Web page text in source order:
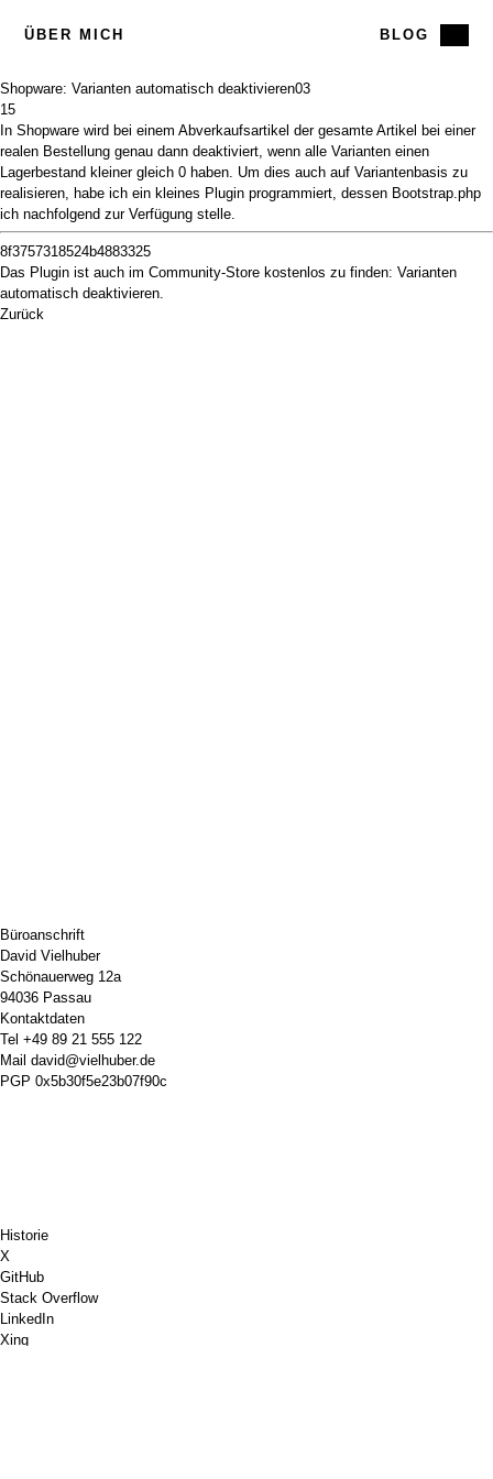
ÜBER MICH BLOG
Shopware: Varianten automatisch deaktivieren03
15
In Shopware wird bei einem Abverkaufsartikel der gesamte Artikel bei einer
realen Bestellung genau dann deaktiviert, wenn alle Varianten einen
Lagerbestand kleiner gleich 0 haben. Um dies auch auf Variantenbasis zu
realisieren, habe ich ein kleines Plugin programmiert, dessen Bootstrap.php
ich nachfolgend zur Verfügung stelle.
8f3757318524b4883325
Das Plugin ist auch im Community-Store kostenlos zu finden: Varianten
automatisch deaktivieren
Zurück
Büroanschrift
David Vielhuber
Schönauerweg 12a
94036 Passau
Kontaktdaten
Tel +49 89 21 555 122
Mail david@vielhuber.de
PGP 0x5b30f5e23b07f90c
Historie
X
GitHub
Stack Overflow
LinkedIn
Xing